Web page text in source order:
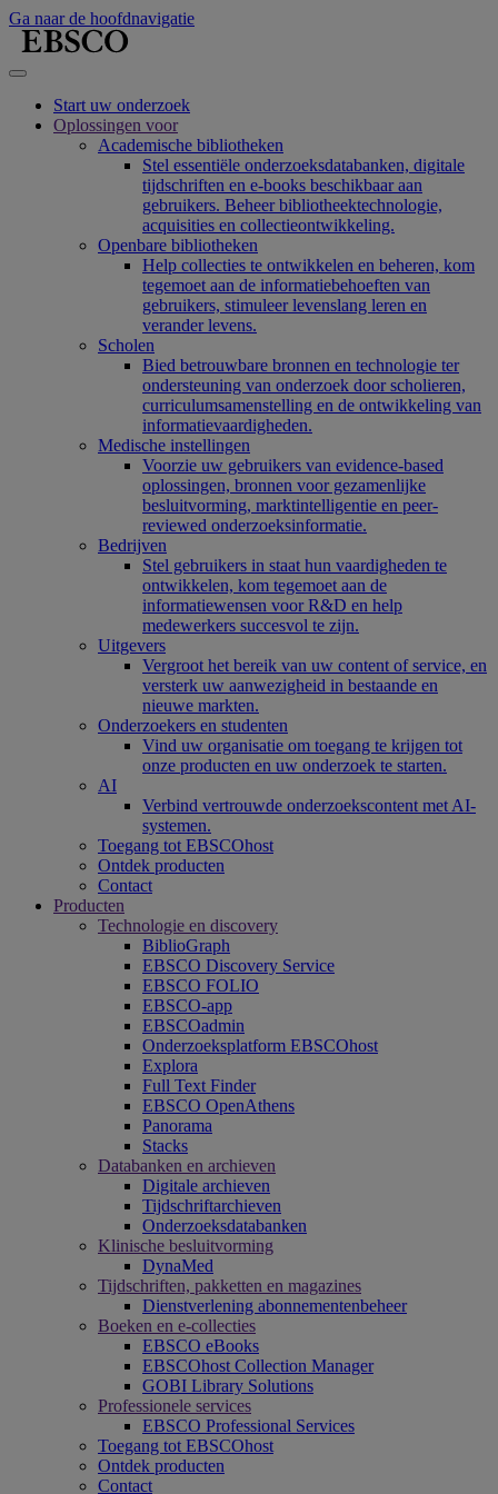
Ga naar de hoofdnavigatie
Start uw onderzoek
Oplossingen voor
Academische bibliotheken
Stel essentiële onderzoeksdatabanken, digitale
tijdschriften en e-books beschikbaar aan
gebruikers. Beheer bibliotheektechnologie,
acquisities en collectieontwikkeling.
Openbare bibliotheken
Help collecties te ontwikkelen en beheren, kom
tegemoet aan de informatiebehoeften van
gebruikers, stimuleer levenslang leren en
verander levens.
Scholen
Bied betrouwbare bronnen en technologie ter
ondersteuning van onderzoek door scholieren,
curriculumsamenstelling en de ontwikkeling van
informatievaardigheden.
Medische instellingen
Voorzie uw gebruikers van evidence-based
oplossingen, bronnen voor gezamenlijke
besluitvorming, marktintelligentie en peer-
reviewed onderzoeksinformatie.
Bedrijven
Stel gebruikers in staat hun vaardigheden te
ontwikkelen, kom tegemoet aan de
informatiewensen voor R&D en help
medewerkers succesvol te zijn.
Uitgevers
Vergroot het bereik van uw content of service, en
versterk uw aanwezigheid in bestaande en
nieuwe markten.
Onderzoekers en studenten
Vind uw organisatie om toegang te krijgen tot
onze producten en uw onderzoek te starten.
AI
Verbind vertrouwde onderzoekscontent met AI-
systemen.
Toegang tot EBSCOhost
Ontdek producten
Contact
Producten
Technologie en discovery
BiblioGraph
EBSCO Discovery Service
EBSCO FOLIO
EBSCO-app
EBSCOadmin
Onderzoeksplatform EBSCOhost
Explora
Full Text Finder
EBSCO OpenAthens
Panorama
Stacks
Databanken en archieven
Digitale archieven
Tijdschriftarchieven
Onderzoeksdatabanken
Klinische besluitvorming
DynaMed
Tijdschriften, pakketten en magazines
Dienstverlening abonnementenbeheer
Boeken en e-collecties
EBSCO eBooks
EBSCOhost Collection Manager
GOBI Library Solutions
Professionele services
EBSCO Professional Services
Toegang tot EBSCOhost
Ontdek producten
Contact